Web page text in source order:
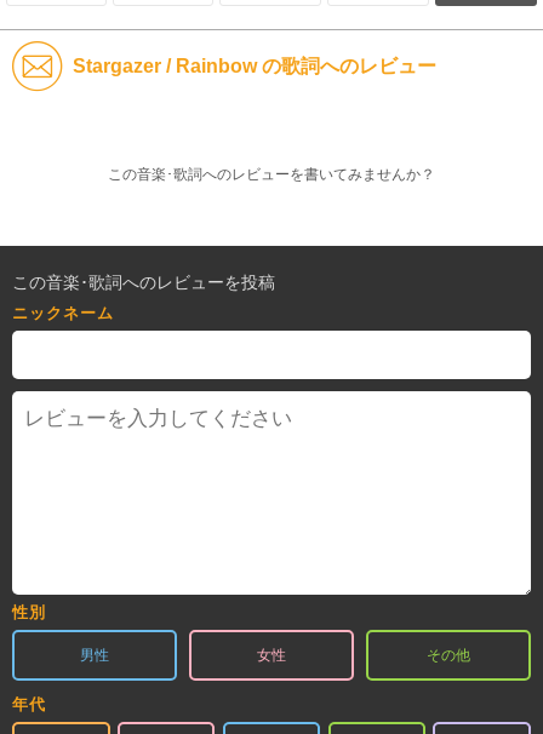
Stargazer / Rainbow の歌詞へのレビュー
この音楽･歌詞へのレビューを書いてみませんか？
この音楽･歌詞へのレビューを投稿
ニックネーム
性別
男性 女性 その他
年代